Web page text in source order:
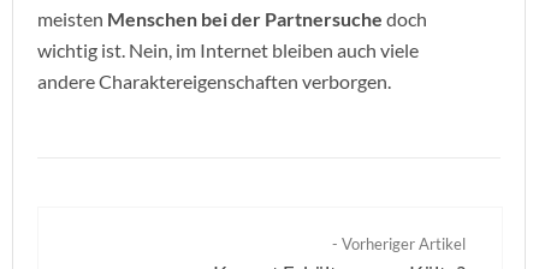
meisten Menschen bei der Partnersuche doch
wichtig ist. Nein, im Internet bleiben auch viele
andere Charaktereigenschaften verborgen.
- Vorheriger Artikel